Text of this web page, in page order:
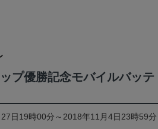
プ優勝記念モバイルバッテ
日19時00分～2018年11月4日23時59分